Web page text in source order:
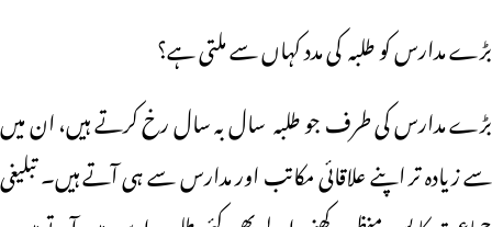
بڑے مدارس کو طلبہ کی مدد کہاں سے ملتی ہے؟
بڑے مدارس کی طرف جو طلبہ سال بہ سال رخ کرتے ہیں، ان میں
سے زیادہ تر اپنے علاقائی مکاتب اور مدارس سے ہی آتے ہیں۔ تبلیغی